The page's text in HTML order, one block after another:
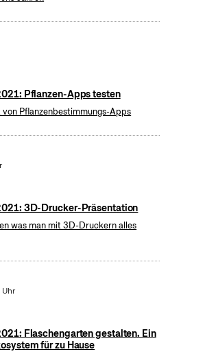
Pflanzen-Apps testen
Pflanzenbestimmungs-Apps
3D-Drucker-Präsentation
was man mit 3D-Druckern alles
Flaschengarten gestalten. Ein
für zu Hause